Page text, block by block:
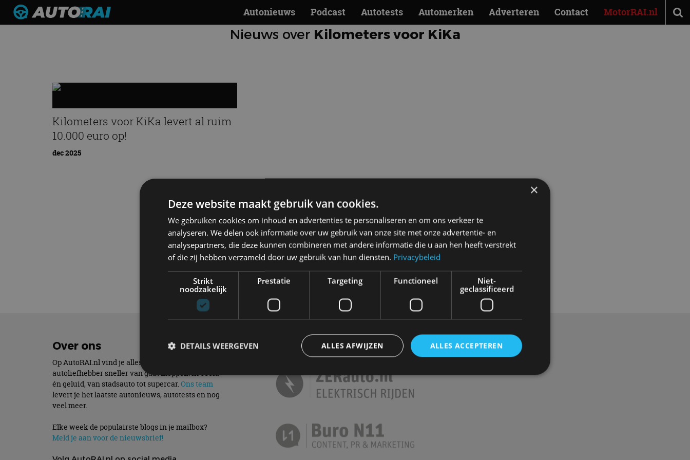
Autonieuws Podcast Autotests Automerken Adverteren Contact MotorRAI.nl
Nieuws over Kilometers voor KiKa
Kilometers voor KiKa levert al ruim
10.000 euro op!
dec 2025
Meer autonieuws
Alle categorieën van AutoRAI.nl
Elektrisch Autotests Interview Column
Video Games
Over ons
Op AutoRAI.nl vind je alles waar het hart van een
autoliefhebber sneller van gaat kloppen. In beeld
én geluid, van stadsauto tot supercar.Ons team
levert je het laatste autonieuws, autotests en nog
veel meer.
Elke week de populairste blogs in je mailbox?
Meld je aan voor de nieuwsbrief!
AutoRAI.nl is powered by
×
Deze website maakt gebruik van cookies.
We gebruiken cookies om inhoud en advertenties te personaliseren en om ons verkeer te
analyseren. We delen ook informatie over uw gebruik van onze site met onze advertentie- en
analysepartners, die deze kunnen combineren met andere informatie die u aan hen heeft verstrekt
of die zij hebben verzameld door uw gebruik van hun diensten. Privacybeleid
Strikt
noodzakelijk
Prestatie Targeting Functioneel
Niet-
geclassificeerd
ALLES ACCEPTEREN
ALLES AFWIJZEN
DETAILS WEERGEVEN
Prestatie Targeting Functioneel Niet-geclassificeerd
accountbeheer. De website kan niet goed worden gebruikt zonder de strikt noodzakelijke cookies.
Vervaldatum Omschrijving